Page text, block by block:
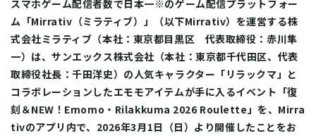
スマホゲーム配信者数で日本一※のゲーム配信プラットフォー
ム「Mirrativ（ミラティブ）」（以下Mirrativ）を運営する株
式会社ミラティブ（本社：東京都目黒区 代表取締役：赤川隼
一）は、サンエックス株式会社（本社：東京都千代田区、代表
取締役社長：千田洋史）の人気キャラクター「リラックマ」と
コラボレーションしたエモモアイテムが手に入るイベント「復
刻＆NEW！Emomo・Rilakkuma 2026 Roulette」を、Mirra
tivのアプリ内で、2026年3月1日（日）より開催したことをお